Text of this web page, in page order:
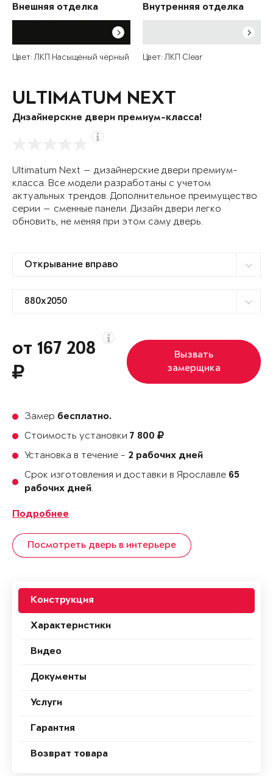
Внешняя отделка
Цвет: ЛКП Насыщеный чёрный
Внутренняя отделка
Цвет: ЛКП Clear
ULTIMATUM NEXT
Дизайнерские двери премиум-класса!
Ultimatum Next — дизайнерские двери премиум-
класса. Все модели разработаны с учетом
актуальных трендов. Дополнительное преимущество
серии — сменные панели. Дизайн двери легко
обновить, не меняя при этом саму дверь.
от 167 208
Вызвать
замерщика
Замер бесплатно.
Стоимость установки 7 800
Установка в течение - 2 рабочих дней
Срок изготовления и доставки в Ярославле 65
рабочих дней.
Подробнее
Посмотреть дверь в интерьере
Конструкция
Характеристики
Видео
Документы
Услуги
Гарантия
Возврат товара